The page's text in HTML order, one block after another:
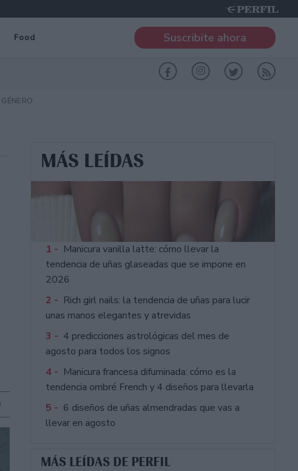
Food Suscribite ahora
GÉNERO
MÁS LEÍDAS
1 - Manicura vanilla latte: cómo llevar la
tendencia de uñas glaseadas que se impone en
2026
2 - Rich girl nails: la tendencia de uñas para lucir
unas manos elegantes y atrevidas
3 - 4 predicciones astrológicas del mes de
agosto para todos los signos
4 - Manicura francesa difuminada: cómo es la
tendencia ombré French y 4 diseños para llevarla
5 - 6 diseños de uñas almendradas que vas a
llevar en agosto
MÁS LEÍDAS DE PERFIL